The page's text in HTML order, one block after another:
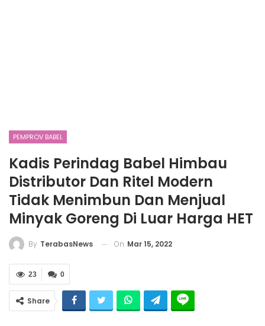
PEMPROV BABEL
Kadis Perindag Babel Himbau
Distributor Dan Ritel Modern
Tidak Menimbun Dan Menjual
Minyak Goreng Di Luar Harga HET
By TerabasNews On Mar 15, 2022
0
23
Share